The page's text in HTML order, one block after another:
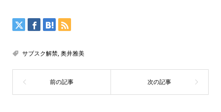
サブスク解禁,奥井雅美